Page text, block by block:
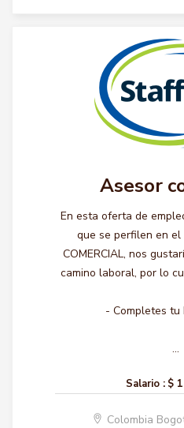
Asesor
En esta oferta de
que se perfilen en el
COMERCIAL, nos
camino laboral, por lo
- Completes tu
...
Salario : $
Colombia